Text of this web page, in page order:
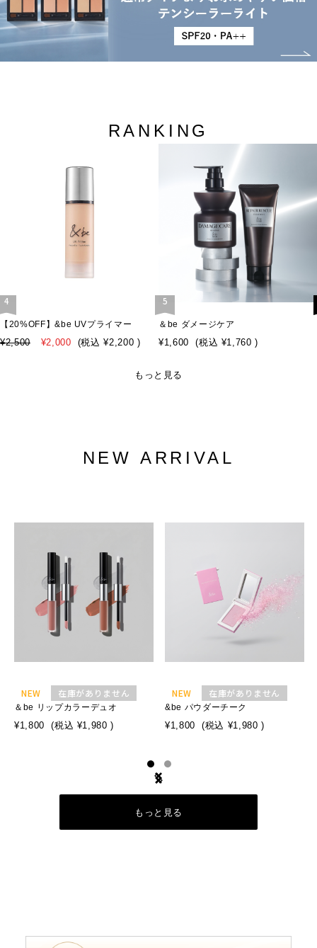
RANKING
4
【20%OFF】&be UVプライマー
¥2,500 ¥2,000 (税込 ¥2,200 )
5
＆be ダメージケア
¥1,600 (税込 ¥1,760 )
もっと見る
NEW ARRIVAL
NEW 在庫がありません
＆be リップカラーデュオ
¥1,800 (税込 ¥1,980 )
NEW 在庫がありません
&be パウダーチーク
¥1,800 (税込 ¥1,980 )
もっと見る